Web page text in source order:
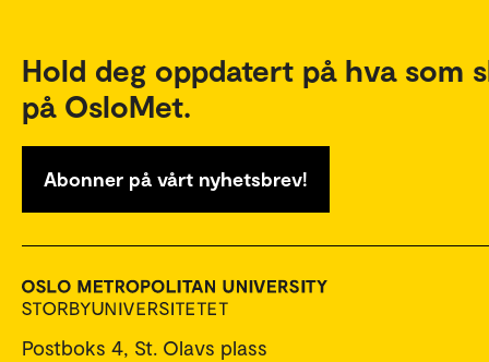
Hold deg oppdatert på hva som
på OsloMet.
Abonner på vårt nyhetsbrev!
Postboks 4, St. Olavs plass